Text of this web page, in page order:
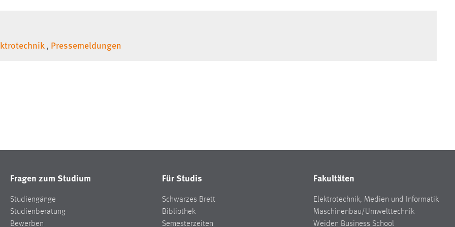
, Pressemeldungen
Fragen zum Studium
Studiengänge
Studienberatung
Bewerben
Für Studis
Schwarzes Brett
Bibliothek
Semesterzeiten
Fakultäten
Elektrotechnik, Medien und Informatik
Maschinenbau/Umwelttechnik
Weiden Business School